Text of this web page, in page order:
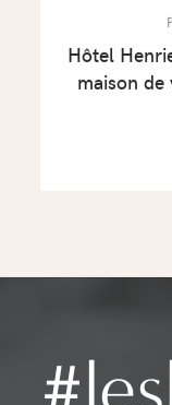
Hôtel
maison de